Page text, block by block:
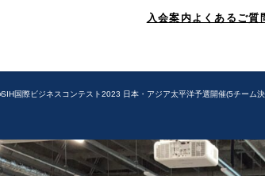
入会案内よくあるご質
SIH国際ビジネスコンテスト2023 日本・アジア太平洋予選開催(5チーム